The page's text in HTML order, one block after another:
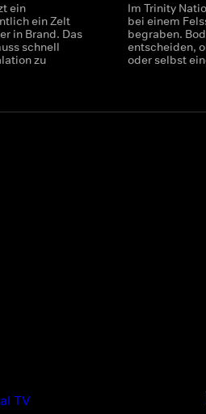
ein
ein Zelt
in Brand. Das
schnell
zu
Im Trinity
bei einem
begraben.
entscheiden,
oder selbst